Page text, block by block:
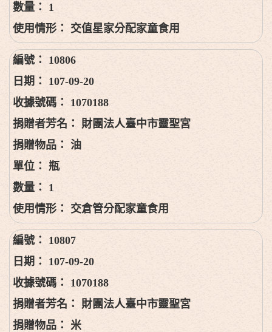
1
交值星家分配家童食用
10806
107-09-20
1070188
財團法人臺中市靈聖宮
油
瓶
1
交倉管分配家童食用
10807
107-09-20
1070188
財團法人臺中市靈聖宮
米